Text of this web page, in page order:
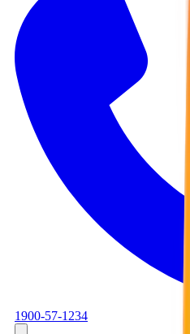
1900-57-1234